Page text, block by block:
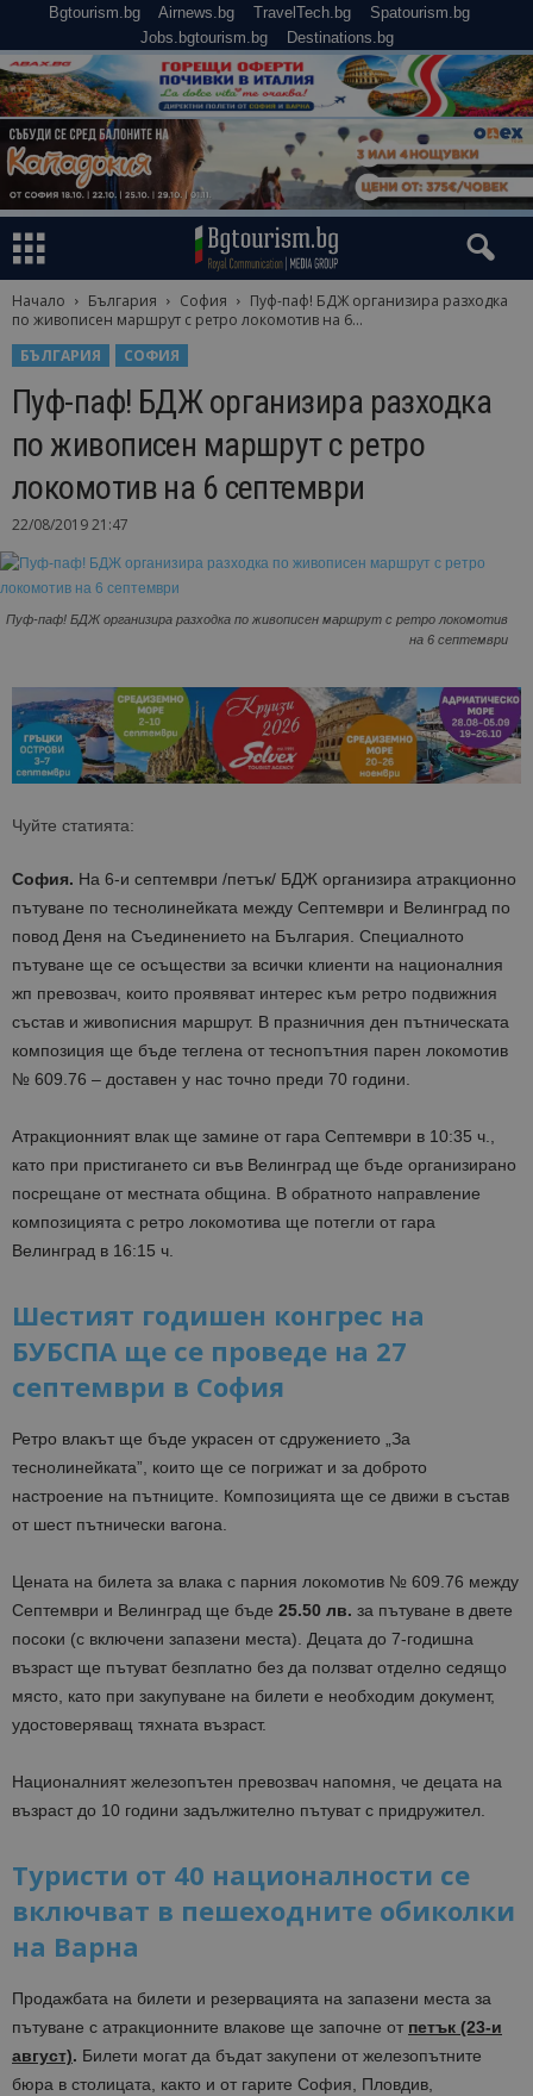
Bgtourism.bg Airnews.bg TravelTech.bg
Spatourism.bg
Jobs.bgtourism.bg
Destinations.bg
Начало България София
Пуф-паф! БДЖ организира разходка
по живописен маршрут с ретро локомотив на 6...
БЪЛГАРИЯ
СОФИЯ
Пуф-паф! БДЖ организира разходка
по живописен маршрут с ретро
локомотив на 6 септември
22/08/2019 21:47
Пуф-паф! БДЖ организира разходка по живописен маршрут с ретро локомотив
на 6 септември
Чуйте статията:
София. На 6-и септември /петък/ БДЖ организира атракционно
пътуване по теснолинейката между Септември и Велинград по
повод Деня на Съединението на България. Специалното
пътуване ще се осъществи за всички клиенти на националния
жп превозвач, които проявяват интерес към ретро подвижния
състав и живописния маршрут. В празничния ден пътническата
композиция ще бъде теглена от теснопътния парен локомотив
№ 609.76 – доставен у нас точно преди 70 години.
Атракционният влак ще замине от гара Септември в 10:35 ч.,
като при пристигането си във Велинград ще бъде организирано
посрещaне от местната община. В обратното направление
композицията с ретро локомотива ще потегли от гара
Велинград в 16:15 ч.
Шестият годишен конгрес на
БУБСПА ще се проведе на 27
септември в София
Ретро влакът ще бъде украсен от сдружението „За
теснолинейката”, които ще се погрижат и за доброто
настроение на пътниците. Композицията ще се движи в състав
от шест пътнически вагона.
Цената на билета за влака с парния локомотив № 609.76 между
Септември и Велинград ще бъде 25.50 лв. за пътуване в двете
посоки (с включени запазени места). Децата до 7-годишна
възраст ще пътуват безплатно без да ползват отделно седящо
място, като при закупуване на билети е необходим документ,
удостоверяващ тяхната възраст.
Националният железопътен превозвач напомня, че децата на
възраст до 10 години задължително пътуват с придружител.
Туристи от 40 националности се
включват в пешеходните обиколки
на Варна
Продажбата на билети и резервацията на запазени места за
пътуване с атракционните влакове ще започне от петък (23-и
август). Билети могат да бъдат закупени от железопътните
бюра в столицата, както и от гарите София, Пловдив,